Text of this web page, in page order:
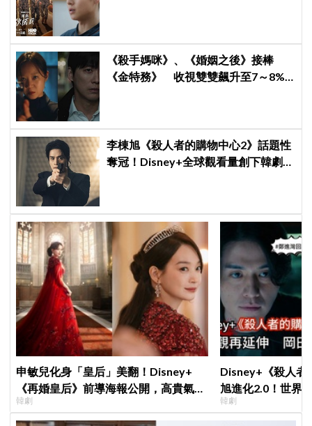
《殺手媽咪》、《婚姻之後》接棒
《金特務》 收視雙雙飆升至7～8%
李棟旭《殺人者的購物中心2》話題性
奪冠！Disney+全球觀看量創下韓劇新
申敏兒化身「皇后」美翻！Disney+
《再婚皇后》前導海報公開，高貴氣場
＋豪華主演陣容讓人超期待！
韓劇
Disney+《殺人者
旭進化2.0！世界
登場竟殺了「他」
韓劇